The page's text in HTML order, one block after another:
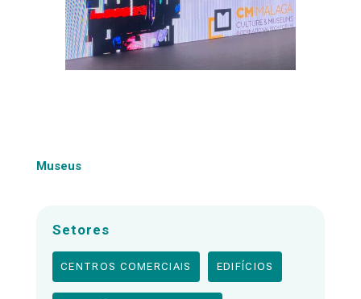
Museus
Setores
CENTROS COMERCIAIS EDIFÍCIOS